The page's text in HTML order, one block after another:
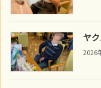
ヤ
2026